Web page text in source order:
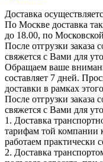
Доставка
По Москве доставка
до 18.00, по
После отгрузки заказа
свяжется с Вами для
Обращаем ваше
составляет 7 дней.
доставки в рамках
После отгрузки заказа
свяжется с Вами для
1. Доставка
тарифам той
работаем
2. Доставка